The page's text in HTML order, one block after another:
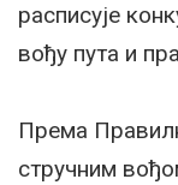
расписује
вођу пута и
Према
стручним